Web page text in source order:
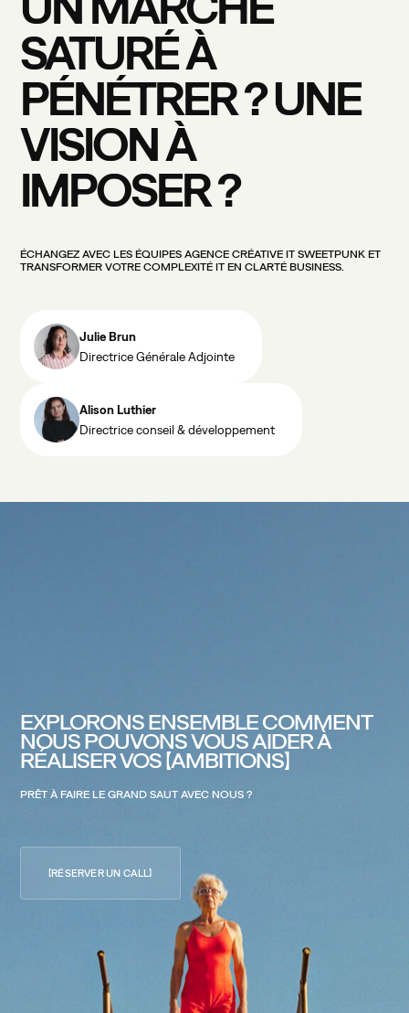
SATURÉÀ
PÉNÉTRER?UNE
VISIONÀ
IMPOSER?
ÉCHANGEZ AVEC LES ÉQUIPES AGENCE CRÉATIVE IT SWEETPUNK ET
TRANSFORMER VOTRE COMPLEXITÉ IT EN CLARTÉ BUSINESS.
Julie Brun
Directrice Générale Adjointe
Alison Luthier
Directrice conseil & développement
EXPLORONSENSEMBLECOMMENT
NOUSPOUVONSVOUSAIDERÀ
RÉALISERVOS AMBITIONS
PRÊT À FAIRE LE GRAND SAUT AVEC NOUS ?
RÉSERVER UN CALL